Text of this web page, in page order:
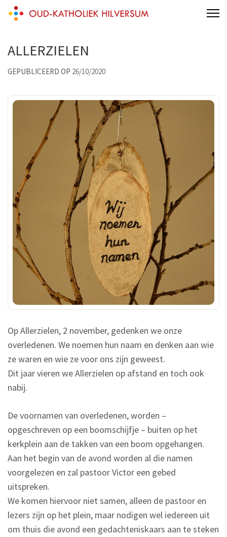
Skip
(Press
Oud-katholiek Hilversum
aan 't Melkpad
ALLERZIELEN
GEPUBLICEERD OP 26/10/2020
Op Allerzielen, 2 november, gedenken we onze
overledenen. We noemen hun naam en denken aan wie
ze waren en wie ze voor ons zijn geweest.
Dit jaar vieren we Allerzielen op afstand en toch ook
nabij.
De voornamen van overledenen, worden –
opgeschreven op een boomschijfje – buiten op het
kerkplein aan de takken van een boom opgehangen.
Aan het begin van de avond worden al die namen
voorgelezen en zal pastoor Victor een gebed
uitspreken.
We komen hiervoor niet samen, alleen de pastoor en
lezers zijn op het plein, maar nodigen wel iedereen uit
om thuis die avond een gedachteniskaars aan te steken